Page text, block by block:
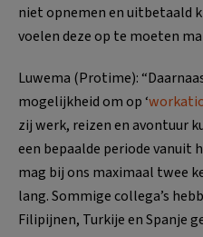
niet opnemen en uitbetaald
voelen deze op te moeten
Luwema (Protime):
mogelijkheid om op ‘
zij werk, reizen en avontuur
een bepaalde periode vanuit
mag bij ons maximaal twee
lang. Sommige collega’s
Filipijnen, Turkije en Spanje